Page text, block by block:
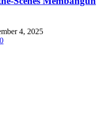
4, 2025
0